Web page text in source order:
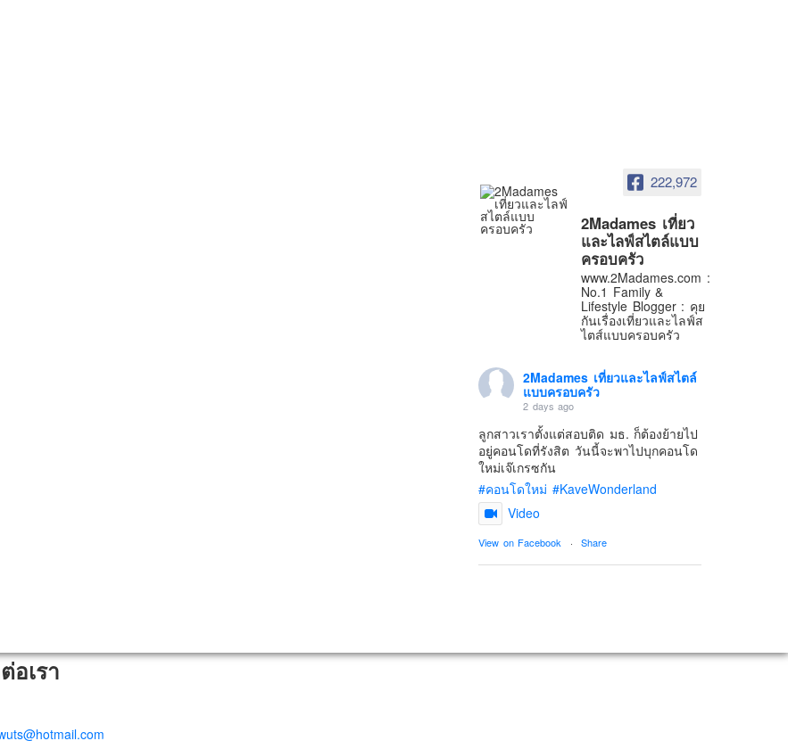
222,972
2Madames เที่ยว
และไลฟ์สไตล์แบบ
ครอบครัว
www.2Madames.com :
No.1 Family &
Lifestyle Blogger : คุย
กันเรื่องเที่ยวและไลฟ์ส
ไตส์แบบครอบครัว
2Madames เที่ยวและไลฟ์สไตล์
แบบครอบครัว
2 days ago
ลูกสาวเราตั้งแต่สอบติด มธ. ก็ต้องย้ายไป
อยู่คอนโดที่รังสิต วันนี้จะพาไปบุกคอนโด
ใหม่เจ๊เกรซกัน
#คอนโดใหม่ #KaveWonderland
Video
View on Facebook · Share
ดิสนี่ย์แลนด์ไม่ปิดไม่กลับ
อเรา